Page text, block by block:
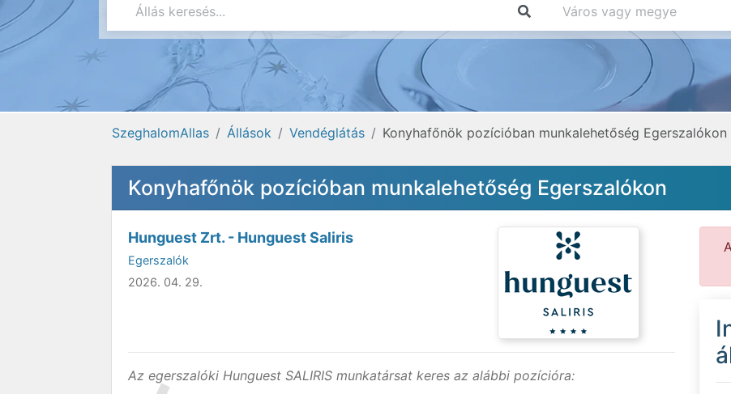
SzeghalomAllas Állások Vendéglátás Konyhafőnök pozícióban munkalehetőség Egerszalókon
Konyhafőnök pozícióban munkalehetőség Egerszalókon
Hunguest Zrt. - Hunguest Saliris
Egerszalók
2026. 04. 29.
Az egerszalóki Hunguest SALIRIS munkatársat keres az alábbi pozícióra: